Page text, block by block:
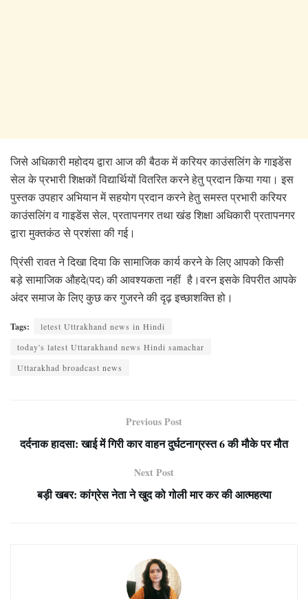
जिसे अधिकारी महोदय द्वारा आज की बैठक में करियर काउंसलिंग के गाइडेंस
सेल के प्रभारी शिक्षकों विद्यार्थियों वितरित करने हेतु प्रदान किया गया। इस
पुस्तक उपहार अभियान में सहयोग प्रदान करने हेतु समस्त प्रभारी करियर
काउंसलिंग व गाइडेंस सेल, प्रतापनगर तथा खंड शिक्षा अधिकारी प्रतापनगर
द्वारा मुक्तकंठ से प्रशंसा की गई।
प्रिंसी रावत ने दिखा दिया कि सामाजिक कार्य करने के लिए आपको किसी
बड़े सामाजिक औहदे(पद) की आवश्यकता नहीं है।वरन इसके विपरीत आपके
अंदर समाज के लिए कुछ कर गुजरने की दृढ़ इच्छाशक्ति हो।
Tags:
letest Uttrakhand news in Hindi
today's latest Uttarakhand news Hindi samachar
Uttarakhad broadcast news
Previous Post
दर्दनाक हादसा: खाई में गिरी कार वाहन दुर्घटनाग्रस्त 6 की मौके पर मौत
Next Post
बड़ी खबर: कांग्रेस नेता ने खुद को गोली मार कर की आत्महत्या